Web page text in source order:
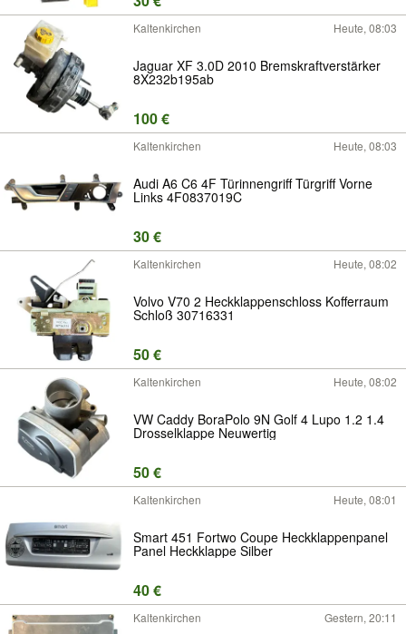
Kaltenkirchen Heute, 08:03
Jaguar XF 3.0D 2010 Bremskraftverstärker
8X232b195ab
100 €
Kaltenkirchen Heute, 08:03
Audi A6 C6 4F Türinnengriff Türgriff Vorne
Links 4F0837019C
30 €
Kaltenkirchen Heute, 08:02
Volvo V70 2 Heckklappenschloss Kofferraum
Schloß 30716331
50 €
Kaltenkirchen Heute, 08:02
VW Caddy BoraPolo 9N Golf 4 Lupo 1.2 1.4
Drosselklappe Neuwertig
50 €
Kaltenkirchen Heute, 08:01
Smart 451 Fortwo Coupe Heckklappenpanel
Panel Heckklappe Silber
40 €
Kaltenkirchen Gestern, 20:11